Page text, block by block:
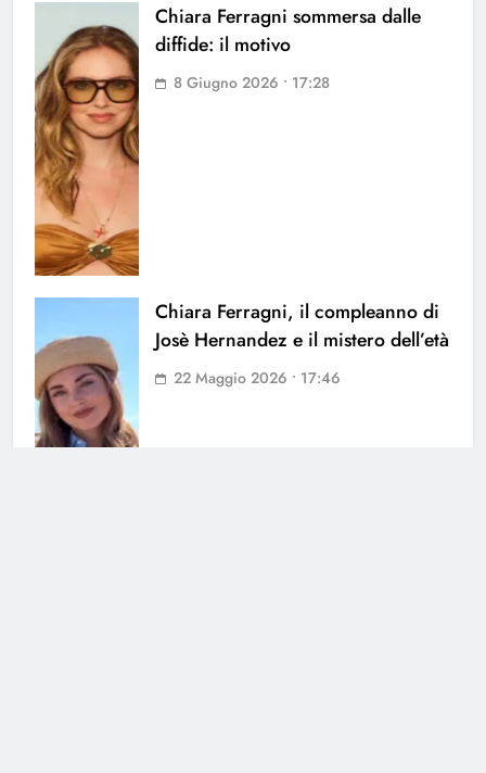
Chiara Ferragni sommersa dalle
diffide: il motivo
8 Giugno 2026 • 17:28
Chiara Ferragni, il compleanno di
Josè Hernandez e il mistero dell’età
22 Maggio 2026 • 17:46